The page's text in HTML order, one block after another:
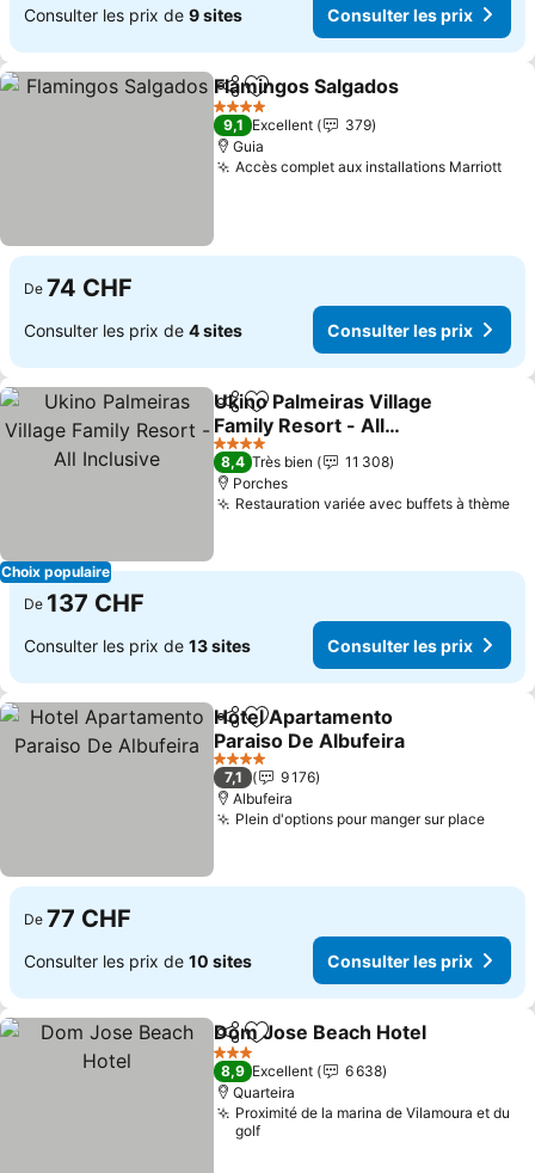
Consulter les prix de 9 sites Consulter les prix
PartagerAjouter à mes favoris
Flamingos Salgados
4 Étoiles
9,1 Excellent
379
Guia
Accès complet aux installations Marriott
De 74 CHF
Consulter les prix de 4 sites Consulter les prix
Choix populaire
PartagerAjouter à mes favoris
Ukino Palmeiras Village
Family Resort - All
Inclusive
Consulter les prix
4 Étoiles
8,4 Très bien
11 308
Porches
Restauration variée avec buffets à thème
De 137 CHF
Consulter les prix de 13 sites Consulter les prix
PartagerAjouter à mes favoris
Hotel Apartamento
Paraiso De Albufeira
Consulter les prix
4 Étoiles
7,1
9 176
Albufeira
Plein d'options pour manger sur place
De 77 CHF
Consulter les prix de 10 sites Consulter les prix
PartagerAjouter à mes favoris
Dom Jose Beach Hotel
3 Étoiles
8,9 Excellent
6 638
Quarteira
Proximité de la marina de Vilamoura et du
golf